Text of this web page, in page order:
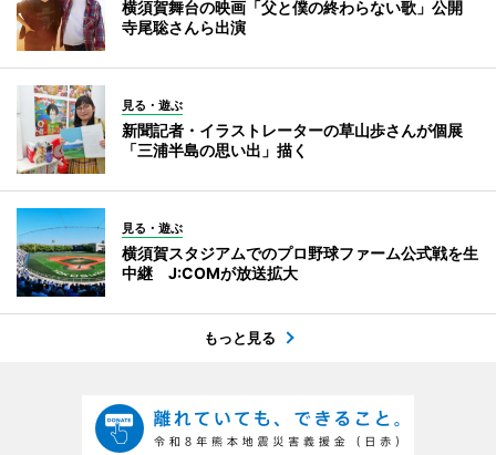
横須賀舞台の映画「父と僕の終わらない歌」公開
寺尾聡さんら出演
見る・遊ぶ
新聞記者・イラストレーターの草山歩さんが個展
「三浦半島の思い出」描く
見る・遊ぶ
横須賀スタジアムでのプロ野球ファーム公式戦を生
中継 J:COMが放送拡大
もっと見る